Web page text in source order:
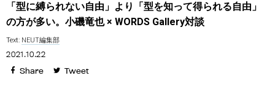
「型に縛られない自由」より「型を知って得られる自由」
の方が多い。小磯竜也 × WORDS Gallery対談
Text: NEUT編集部
2021.10.22
Share Tweet